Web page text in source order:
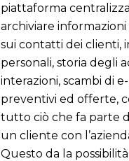
piattaforma
archiviare
sui contatti dei clienti,
personali, storia degli
interazioni, scambi di
preventivi ed offerte,
tutto ciò che fa parte
un cliente con
Questo da la